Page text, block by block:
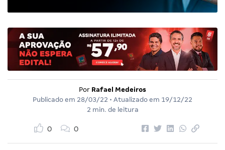
Por Rafael Medeiros
Publicado em 28/03/22 • Atualizado em 19/12/22
2 min. de leitura
0 0